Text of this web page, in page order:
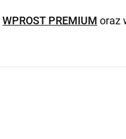
WPROST PREMIUM oraz